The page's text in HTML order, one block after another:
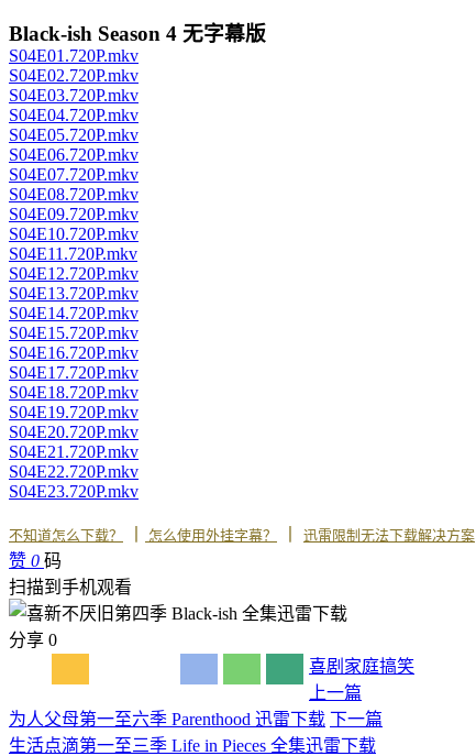
Black-ish Season 4 无字幕版
S04E01.720P.mkv
S04E02.720P.mkv
S04E03.720P.mkv
S04E04.720P.mkv
S04E05.720P.mkv
S04E06.720P.mkv
S04E07.720P.mkv
S04E08.720P.mkv
S04E09.720P.mkv
S04E10.720P.mkv
S04E11.720P.mkv
S04E12.720P.mkv
S04E13.720P.mkv
S04E14.720P.mkv
S04E15.720P.mkv
S04E16.720P.mkv
S04E17.720P.mkv
S04E18.720P.mkv
S04E19.720P.mkv
S04E20.720P.mkv
S04E21.720P.mkv
S04E22.720P.mkv
S04E23.720P.mkv
不知道怎么下载？ 怎么使用外挂字幕？ 迅雷限制无法下载解决方案
赞 0 码
扫描到手机观看
分享 0
喜剧 家庭搞笑
上一篇
为人父母第一至六季 Parenthood 迅雷下载 下一篇
生活点滴第一至三季 Life in Pieces 全集迅雷下载